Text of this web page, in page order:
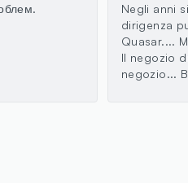
Negli anni
dirigenza
Quasar....
Il negozio
negozio...